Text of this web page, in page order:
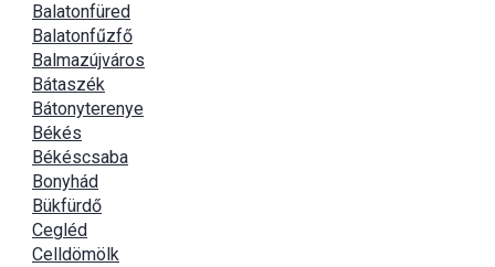
Balatonfüred
Balatonfűzfő
Balmazújváros
Bátaszék
Bátonyterenye
Békés
Békéscsaba
Bonyhád
Bükfürdő
Cegléd
Celldömölk